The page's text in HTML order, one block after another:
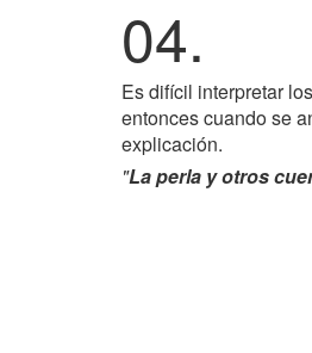
04.
Es difícil interpretar
entonces cuando se
explicación.
"La perla y otros